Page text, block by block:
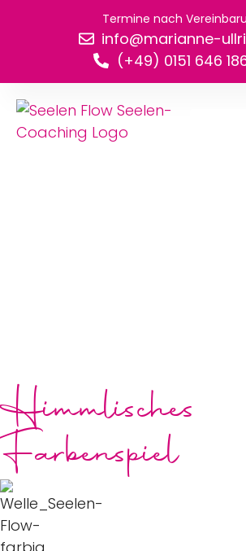
Termine nach
info@marianne-
(+49) 0151 646
Himmlisches
Farbenspiel